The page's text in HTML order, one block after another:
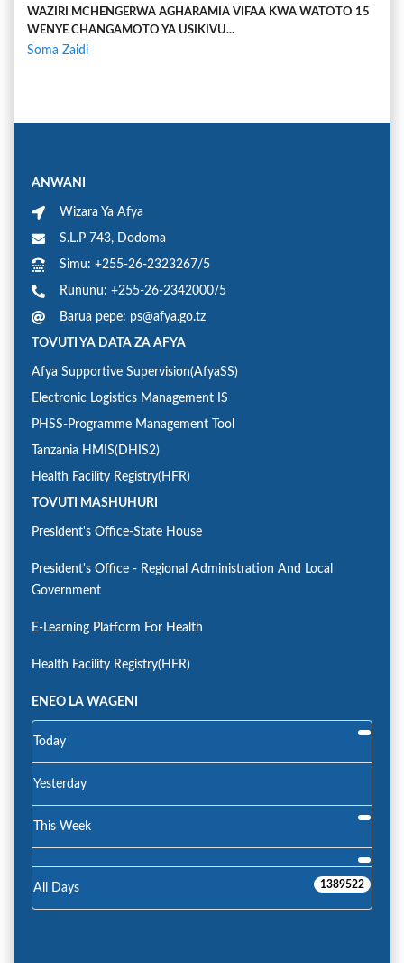
WAZIRI MCHENGERWA AGHARAMIA VIFAA KWA WATOTO 15
WENYE CHANGAMOTO YA USIKIVU...
Soma Zaidi
ANWANI
Wizara Ya Afya
S.L.P 743, Dodoma
Simu: +255-26-2323267/5
Rununu: +255-26-2342000/5
Barua pepe: ps@afya.go.tz
TOVUTI YA DATA ZA AFYA
Afya Supportive Supervision(AfyaSS)
Electronic Logistics Management IS
PHSS-Programme Management Tool
Tanzania HMIS(DHIS2)
Health Facility Registry(HFR)
TOVUTI MASHUHURI
President's Office-State House
President's Office - Regional Administration And Local
Government
E-Learning Platform For Health
Health Facility Registry(HFR)
ENEO LA WAGENI
Today
Yesterday
This Week
All Days 1389522